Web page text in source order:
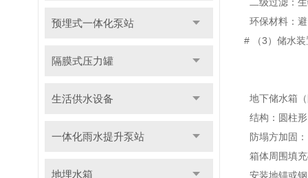
预埋式一体化泵站
隔膜式压力罐
生活供水设备
一体化雨水提升泵站
地埋水箱
环保材料 ：
# （3） 储水装
地下储水箱（
结构 ： 圆柱形
防塌方加固 ：
箱体周围填充
安装地锚或